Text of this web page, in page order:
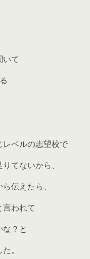
いて
ベルの志望校で
てないから、
伝えたら、
われて
？と
。